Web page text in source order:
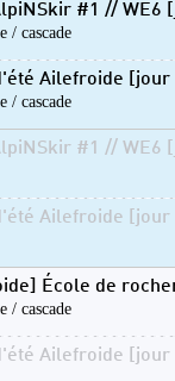
#1 // WE6
/ cascade
Ailefroide [jour
/ cascade
#1 // WE6
Ailefroide [jour
École de
/ cascade
Ailefroide [jour